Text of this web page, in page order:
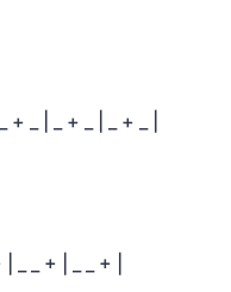
| _ + _ | _ + _ |
_ + | _ _ + |